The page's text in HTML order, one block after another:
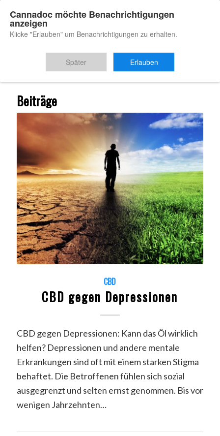
Du bist hier: Startseite / Anwendungsgebiete
Beiträge
CBD
CBD gegen Depressionen
CBD gegen Depressionen: Kann das Öl wirklich
helfen? Depressionen und andere mentale
Erkrankungen sind oft mit einem starken Stigma
behaftet. Die Betroffenen fühlen sich sozial
ausgegrenzt und selten ernst genommen. Bis vor
wenigen Jahrzehnten…
Cannadoc möchte Benachrichtigungen
anzeigen
Klicke "Erlauben" um Benachrichtigungen zu erhalten.
Später Erlauben